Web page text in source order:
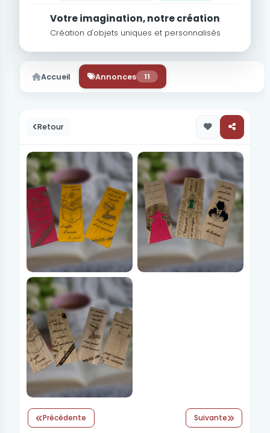
Votre imagination, notre création
Création d'objets uniques et personnalisés
Accueil Annonces 11
Retour
Précédente Suivante